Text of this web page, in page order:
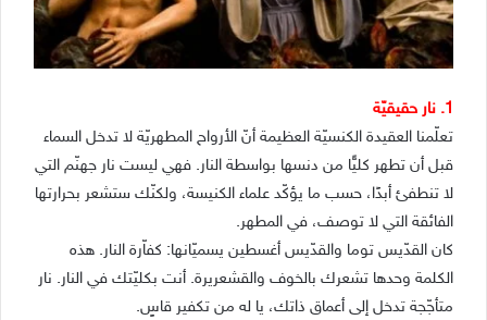
1. نار حقيقيّة
تعلّمنا العقيدة الكنسيّة العظيمة أنّ الأرواح المطهريّة لا تدخل السماء
قبل أن تطهر كليًّا من دنسها بواسطة النار. فهي ليست نار جهنّم التي
لا تنطفئ أبدًا، حسب ما يؤكّد علماء الكنيسة، ولكنّك ستشعر بحرارتها
الفائقة التي لا توصف، في المطهر.
كان القدّيس توما والقدّيس أغسطين يسميّانها: كفاّرة النار. هذه
الكلمة وحدها تشعرك بالخوف والقشعريرة. أنت بكليّتك في النار. نار
متأجّجة تدخل إلى أعماق ذاتك، يا له من تكفير قاسٍ.